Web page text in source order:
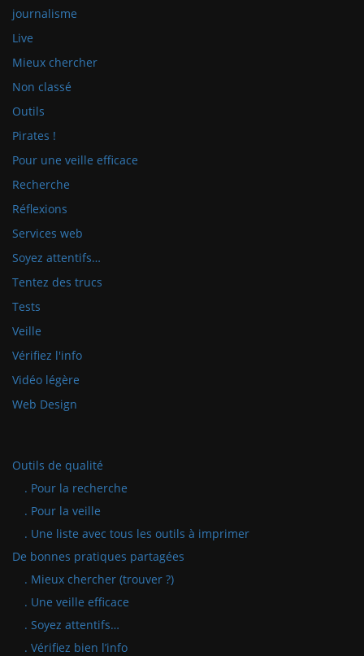
journalisme
Live
Mieux chercher
Non classé
Outils
Pirates !
Pour une veille efficace
Recherche
Réflexions
Services web
Soyez attentifs…
Tentez des trucs
Tests
Veille
Vérifiez l'info
Vidéo légère
Web Design
Outils de qualité
. Pour la recherche
. Pour la veille
. Une liste avec tous les outils à imprimer
De bonnes pratiques partagées
. Mieux chercher (trouver ?)
. Une veille efficace
. Soyez attentifs…
. Vérifiez bien l’info